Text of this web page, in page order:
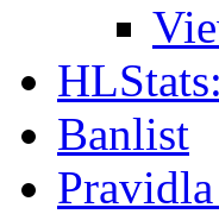
Banlist